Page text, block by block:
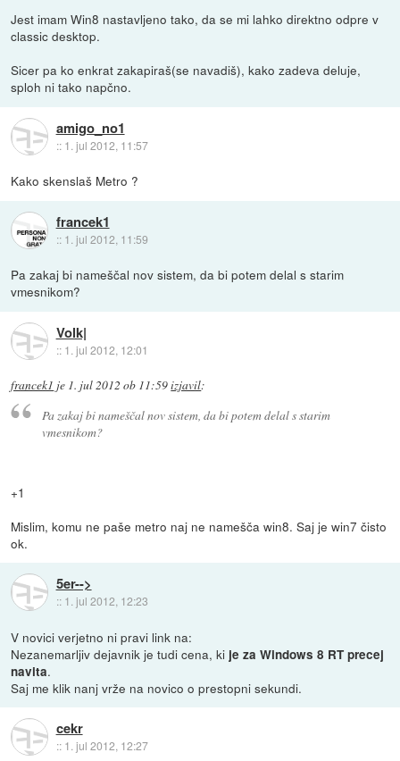
Jest imam Win8 nastavljeno tako, da se mi lahko direktno odpre v
classic desktop.
Sicer pa ko enkrat zakapiraš(se navadiš), kako zadeva deluje,
sploh ni tako napčno.
amigo_no1
:: 1. jul 2012, 11:57
Kako skenslaš Metro ?
francek1
:: 1. jul 2012, 11:59
Pa zakaj bi nameščal nov sistem, da bi potem delal s starim
vmesnikom?
Volk|
:: 1. jul 2012, 12:01
francek1 je 1. jul 2012 ob 11:59izjavil:
Pa zakaj bi nameščal nov sistem, da bi potem delal s starim
vmesnikom?
+1
Mislim, komu ne paše metro naj ne namešča win8. Saj je win7 čisto
ok.
5er-->
:: 1. jul 2012, 12:23
V novici verjetno ni pravi link na:
Nezanemarljiv dejavnik je tudi cena, ki je za Windows 8 RT precej
navita.
Saj me klik nanj vrže na novico o prestopni sekundi.
cekr
:: 1. jul 2012, 12:27